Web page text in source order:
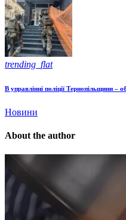
trending_flat
В управлінні поліції Тернопільщини –
Новини
About the author